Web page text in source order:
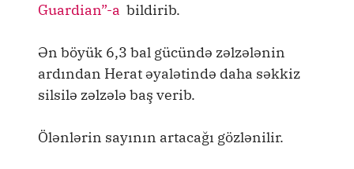
Guardian”-a bildirib.
Ən böyük 6,3 bal gücündə zəlzələnin
ardından Herat əyalətində daha səkkiz
silsilə zəlzələ baş verib.
Ölənlərin sayının artacağı gözlənilir.